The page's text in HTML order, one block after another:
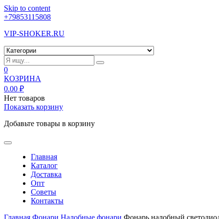
Skip to content
+79853115808
VIP-SHOKER.RU
0
КОЗРИНА
0.00 ₽
Нет товаров
Показать корзину
Добавьте товары в корзину
Главная
Каталог
Доставка
Опт
Советы
Контакты
Главная Фонари Налобные фонари Фонарь налобный